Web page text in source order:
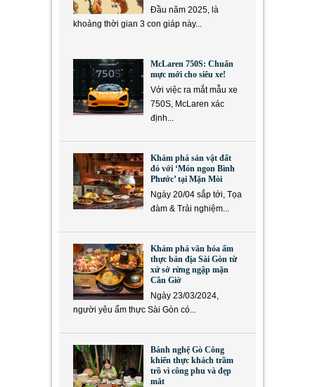
Đầu năm 2025, là
khoảng thời gian 3 con giáp này...
McLaren 750S: Chuẩn
mực mới cho siêu xe!
Với việc ra mắt mẫu xe
750S, McLaren xác
định...
Khám phá sản vật đất
đỏ với ‘Món ngon Bình
Phước’ tại Mặn Mòi
Ngày 20/04 sắp tới, Tọa
đàm & Trải nghiệm...
Khám phá văn hóa ẩm
thực bản địa Sài Gòn từ
xứ sở rừng ngập mặn
Cần Giờ
Ngày 23/03/2024,
người yêu ẩm thực Sài Gòn có...
Bánh nghệ Gò Công
khiến thực khách trầm
trồ vì công phu và đẹp
mắt